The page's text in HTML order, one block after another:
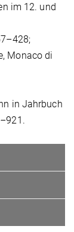
im 12. und
Monaco di
in Jahrbuch